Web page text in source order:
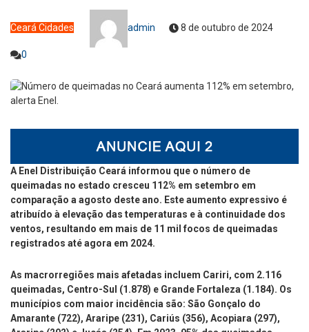
Ceará Cidades admin 8 de outubro de 2024
0
A Enel Distribuição Ceará informou que o número de
queimadas no estado cresceu 112% em setembro em
comparação a agosto deste ano. Este aumento expressivo é
atribuído à elevação das temperaturas e à continuidade dos
ventos, resultando em mais de 11 mil focos de queimadas
registrados até agora em 2024.
As macrorregiões mais afetadas incluem Cariri, com 2.116
queimadas, Centro-Sul (1.878) e Grande Fortaleza (1.184). Os
municípios com maior incidência são: São Gonçalo do
Amarante (722), Araripe (231), Cariús (356), Acopiara (297),